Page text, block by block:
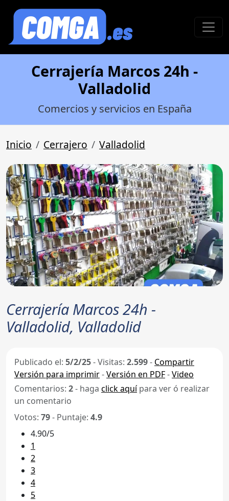
Cerrajería Marcos 24h -
Valladolid
Comercios y servicios en España
Inicio Cerrajero Valladolid
Cerrajería Marcos 24h -
Valladolid, Valladolid
Publicado el: 5/2/25-Visitas: 2.599- Compartir
Versión para imprimir-Versión en PDF-Video
Comentarios: 2- haga click aquípara ver ó realizar
un comentario
Votos: 79- Puntaje: 4.9
4.90/5
1
2
3
4
5